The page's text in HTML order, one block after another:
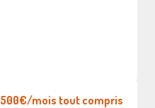
500€/mois tout compris